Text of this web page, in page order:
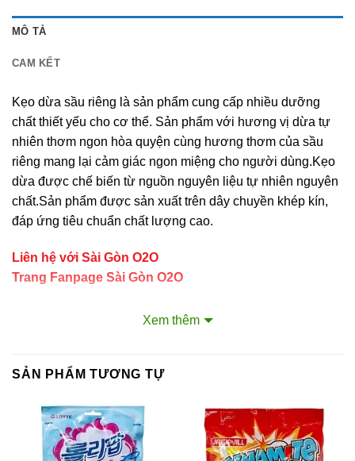
MÔ TẢ
CAM KẾT
Kẹo dừa sầu riêng là sản phẩm cung cấp nhiều dưỡng
chất thiết yếu cho cơ thể. Sản phẩm với hương vị dừa tự
nhiên thơm ngon hòa quyện cùng hương thơm của sầu
riêng mang lại cảm giác ngon miệng cho người dùng.Kẹo
dừa được chế biến từ nguồn nguyên liệu tự nhiên nguyên
chất.Sản phẩm được sản xuất trên dây chuyền khép kín,
đáp ứng tiêu chuẩn chất lượng cao.
Liên hệ với Sài Gòn O2O
Trang Fanpage Sài Gòn O2O
Hệ thống của chúng tôi
Tư vấn đầu tư chứng khoán
Xem thêm
SẢN PHẨM TƯƠNG TỰ